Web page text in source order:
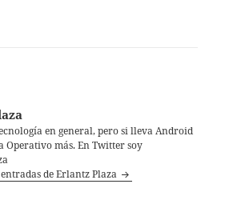
en general, pero si lleva Android
Operativo más. En Twitter soy
de Erlantz Plaza